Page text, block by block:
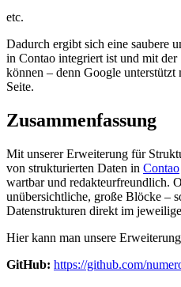
etc.
Dadurch ergibt sich eine saubere
in Contao integriert ist und mit der
können – denn Google
Seite.
Zusammenfassung
Mit unserer Erweiterung für
von strukturierten Daten in Contao
wartbar und redakteurfreundlich.
unübersichtliche, große Blöcke –
Datenstrukturen direkt im
Hier kann man unsere
GitHub: https://github.com/